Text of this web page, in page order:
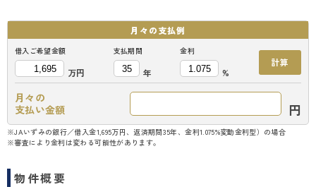
月々の支払例
借入ご希望金額
万円
支払期間
年
金利
%
計算
月々の
支払い金額
円
※JAいずみの銀行／借入金1,695万円、返済期間35年、金利1.075%変動金利型）の場合
※審査により金利は変わる可能性があります。
物件概要